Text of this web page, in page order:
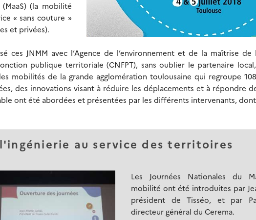
(la mobilité
« sans couture »
et privées).
ces JNMM avec l’Agence de l’environnement et de la maîtrise de
publique territoriale (CNFPT), sans oublier le partenaire
mobilités de la grande agglomération toulousaine qui regroupe
des innovations visant à réduire les déplacements et à répondre
ont été abordées et présentées par les différents intervenants,
au service des territoires
Les Journées Nationales du
mobilité ont été introduites par
président de Tisséo, et par
directeur général du Cerema.